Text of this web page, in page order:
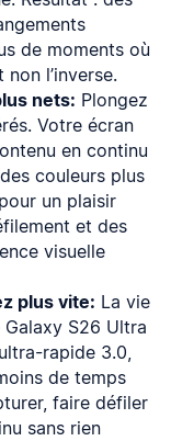
de moments où
l’inverse.
nets: Plongez
Votre écran
en continu
couleurs plus
un plaisir
et des
visuelle
plus vite: La vie
Galaxy S26 Ultra
rapide 3.0,
de temps
faire défiler
sans rien